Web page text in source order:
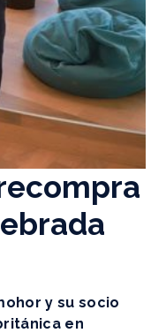
y su socio
en